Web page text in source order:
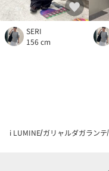
SERI
156 cm
i LUMINE ガリャルダガランテ